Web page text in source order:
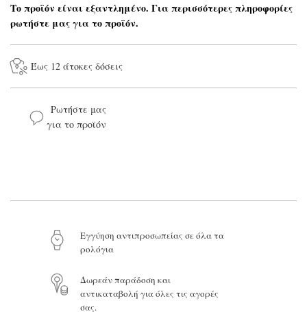
Το προϊόν είναι εξαντλημένο. Για περισσότερες πληροφορίες
ρωτήστε μας για το προϊόν.
Έως 12 άτοκες δόσεις
Ρωτήστε μας
για το προϊόν
Το μήνυμά σας
Eγγύηση αντιπροσωπείας σε όλα τα
ρολόγια
Δωρεάν παράδοση και
αντικαταβολή για όλες τις αγορές
σας.